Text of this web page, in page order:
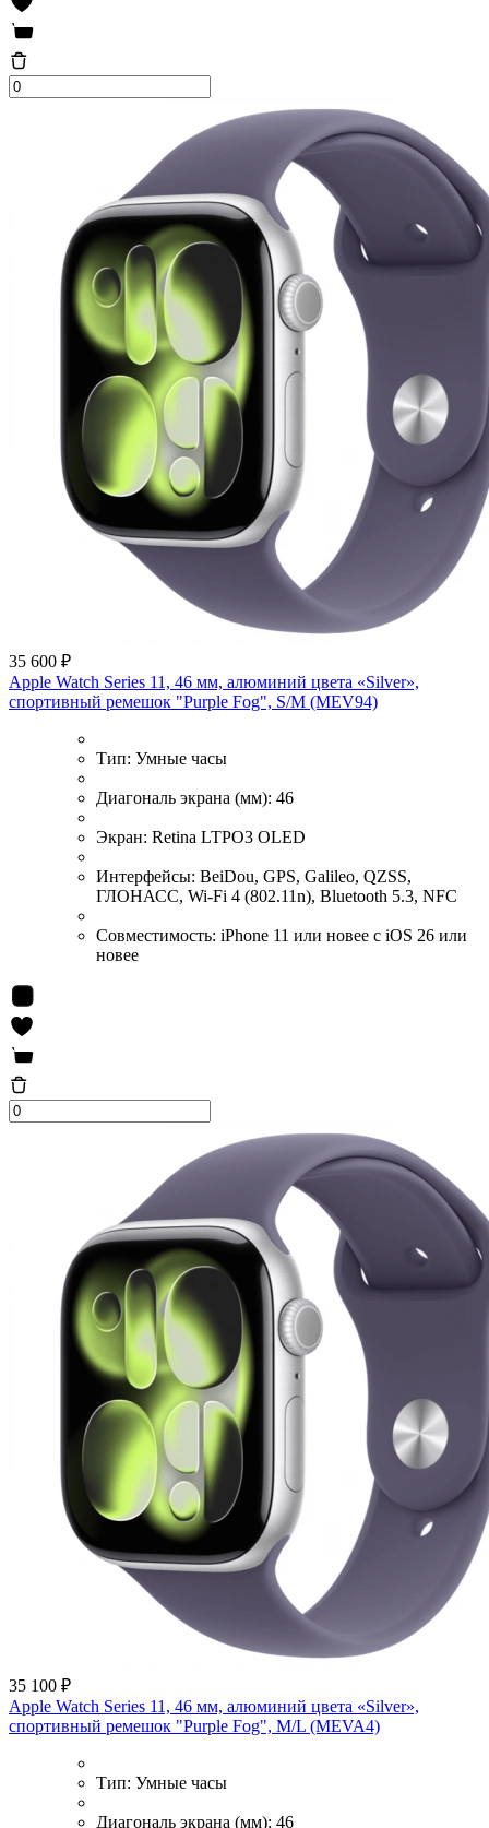
35 600 ₽
Apple Watch Series 11, 46 мм, алюминий цвета «Silver»,
спортивный ремешок "Purple Fog", S/M (MEV94)
Тип: Умные часы
Диагональ экрана (мм): 46
Экран: Retina LTPO3 OLED
Интерфейсы: BeiDou, GPS, Galileo, QZSS,
ГЛОНАСС, Wi-Fi 4 (802.11n), Bluetooth 5.3, NFC
Совместимость: iPhone 11 или новее с iOS 26 или
новее
35 100 ₽
Apple Watch Series 11, 46 мм, алюминий цвета «Silver»,
спортивный ремешок "Purple Fog", M/L (MEVA4)
Тип: Умные часы
Диагональ экрана (мм): 46